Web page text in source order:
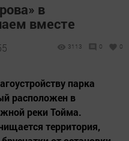
в
вместе
3113 0 0
парка
расположен в
реки Тойма.
территория,